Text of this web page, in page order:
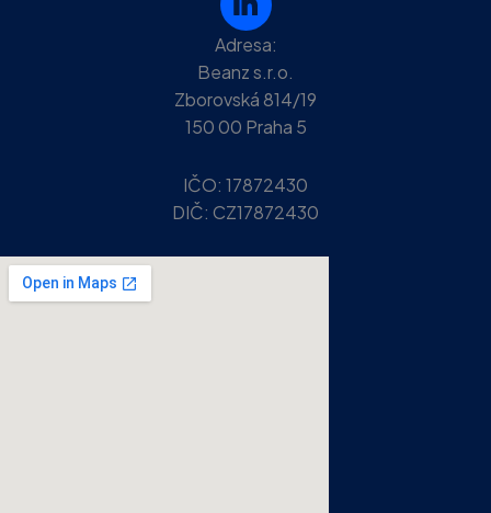
Adresa:
Beanz s.r.o.
Zborovská 814/19
150 00 Praha 5
IČO: 17872430
DIČ: CZ17872430